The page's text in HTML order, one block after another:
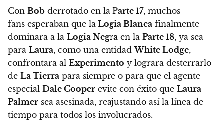
Con Bob derrotado en la Parte 17, muchos
fans esperaban que la Logia Blanca finalmente
dominara a la Logia Negra en la Parte 18, ya sea
para Laura, como una entidadWhite Lodge,
confrontara al Experimento y lograra desterrarlo
de La Tierra para siempre o para que el agente
especial Dale Cooper evite con éxito que Laura
Palmer sea asesinada, reajustando así la línea de
tiempo para todos los involucrados.